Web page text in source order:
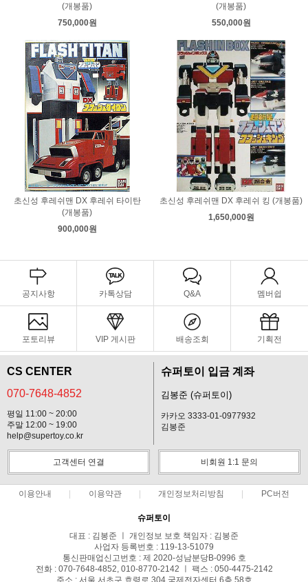
(개봉품)
750,000원
(개봉품)
550,000원
초신성 후레쉬맨 DX 후레쉬 타이탄
(개봉품)
900,000원
초신성 후레쉬맨 DX 후레쉬 킹 (개봉품)
1,650,000원
공지사항 카톡상담 Q&A 멤버쉽
포토리뷰 VIP 게시판 배송조회 기획전
CS CENTER
070-7648-4852
평일 11:00 ~ 20:00
주말 12:00 ~ 19:00
help@supertoy.co.kr
슈퍼토이 입금 계좌
김봉준 (슈퍼토이)
카카오 3333-01-0977932
김봉준
고객센터 연결 비회원 1:1 문의
이용안내 이용약관 개인정보처리방침 PC버전
슈퍼토이
대표 : 김봉준 ㅣ 개인정보 보호 책임자 : 김봉준
사업자 등록번호 : 119-13-51079
통신판매업신고번호 : 제 2020-성남분당B-0996 호
전화 : 070-7648-4852, 010-8770-2142 ㅣ 팩스 : 050-4475-2142
주소 : 서울 서초구 효령로 304 국제전자센터 6층 58호